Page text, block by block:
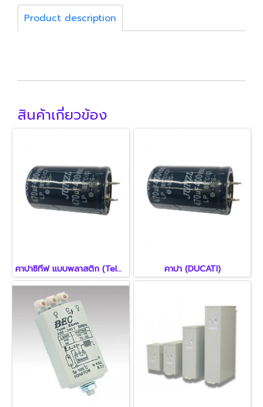
Product description
สินค้าเกี่ยวข้อง
คาปาซิทีฟ แบบพลาสติก (Telemecanique) คาปา (DUCATI)